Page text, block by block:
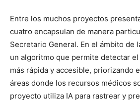
Entre los muchos proyectos
cuatro encapsulan de manera
Secretario General. En el ámbito de
un algoritmo que permite detectar
más rápida y accesible, priorizando
áreas donde los recursos médicos
proyecto utiliza IA para rastrear y